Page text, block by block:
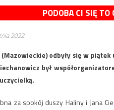
PODOBA CI SIĘ
2022
(Mazowieckie) odbyły się w
był
za spokój duszy Haliny i Jana